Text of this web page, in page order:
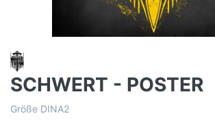
SCHWERT - POSTER
Größe DINA2